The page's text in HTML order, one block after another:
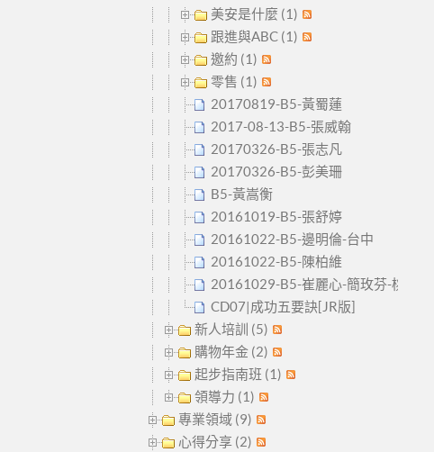
美安是什麼 (1)
跟進與ABC (1)
邀約 (1)
零售 (1)
20170819-B5-黃蜀蓮
2017-08-13-B5-張威翰
20170326-B5-張志凡
20170326-B5-彭美珊
B5-黃嵩衡
20161019-B5-張舒婷
20161022-B5-邊明倫-台中
20161022-B5-陳柏維
20161029-B5-崔麗心-簡玫芬-桃園
CD07|成功五要訣[JR版]
新人培訓 (5)
購物年金 (2)
起步指南班 (1)
領導力 (1)
專業領域 (9)
心得分享 (2)